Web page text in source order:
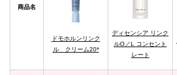
商品名
ドモホルンリンク
ル クリーム20*
ディセンシア リンク
ルO／L コンセント
レート